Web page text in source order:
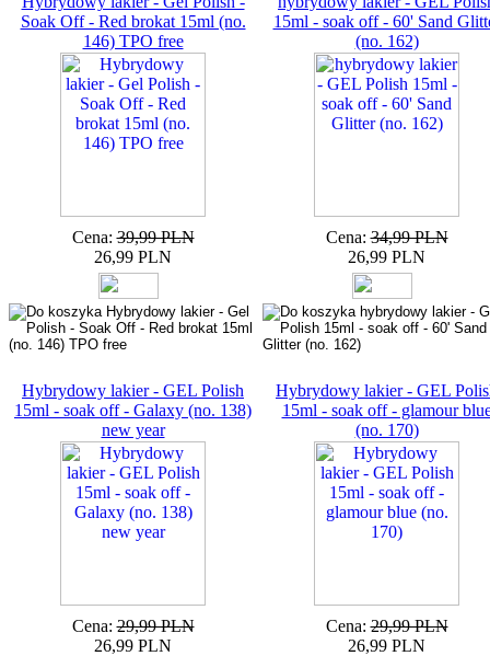
Soak Off - Red brokat 15ml (no.
146) TPO free
Cena: 39,99 PLN
26,99 PLN
15ml - soak off - 60' Sand
(no. 162)
Cena: 34,99 PLN
26,99 PLN
Hybrydowy lakier - GEL Polish
15ml - soak off - Galaxy (no. 138)
new year
Cena: 29,99 PLN
26,99 PLN
Hybrydowy lakier - GEL
15ml - soak off - glamour
(no. 170)
Cena: 29,99 PLN
26,99 PLN